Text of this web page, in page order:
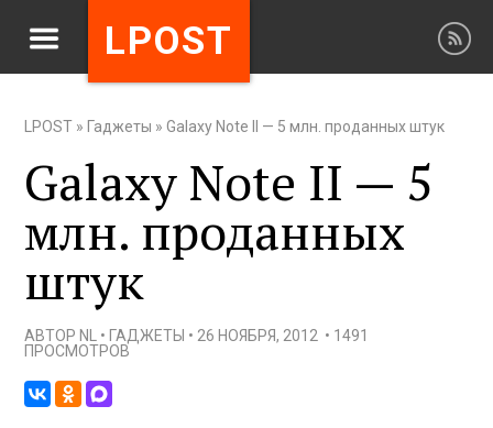
LPOST
LPOST » Гаджеты »Galaxy Note II — 5 млн. проданных штук
Galaxy Note II — 5
млн. проданных
штук
АВТОР NL • ГАДЖЕТЫ • 26 НОЯБРЯ, 2012 • 1491
ПРОСМОТРОВ